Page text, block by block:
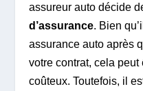
assureur auto décide
d’assurance. Bien
assurance auto après
votre contrat, cela
coûteux. Toutefois, il